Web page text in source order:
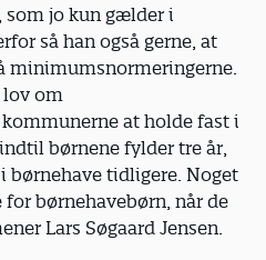
jo kun gælder i
så han også gerne, at
minimumsnormeringerne.
lov om
at holde fast i
børnene fylder tre år,
børnehave tidligere. Noget
børnehavebørn, når de
Lars Søgaard Jensen.